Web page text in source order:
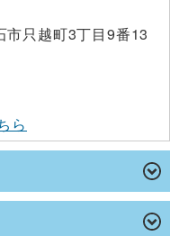
市只越町3丁目9番13
ら